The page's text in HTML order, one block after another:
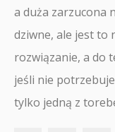
a duża zarzucona
dziwne, ale jest to
rozwiązanie, a do
jeśli nie
tylko jedną z